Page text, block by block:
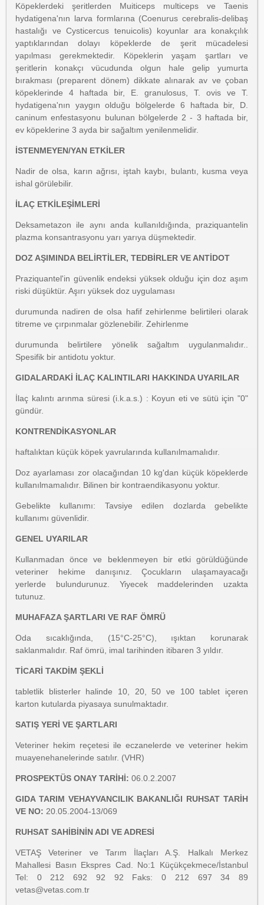
Köpeklerdeki şeritlerden Muiticeps multiceps ve Taenis
hydatigena'nın larva formlarına (Coenurus cerebralis-delibaş
hastalığı ve Cysticercus tenuicolis) koyunlar ara konakçılık
yaptıklarından dolayı köpeklerde de şerit mücadelesi
yapılması gerekmektedir. Köpeklerin yaşam şartları ve
şeritlerin konakçı vücudunda olgun hale gelip yumurta
bırakması (preparent dönem) dikkate alınarak av ve çoban
köpeklerinde 4 haftada bir, E. granulosus, T. ovis ve T.
hydatigena'nın yaygın olduğu bölgelerde 6 haftada bir, D.
caninum enfestasyonu bulunan bölgelerde 2 - 3 haftada bir,
ev köpeklerine 3 ayda bir sağaltım yenilenmelidir.
İSTENMEYEN/YAN ETKİLER
Nadir de olsa, karın ağrısı, iştah kaybı, bulantı, kusma veya
ishal görülebilir.
İLAÇ ETKİLEŞİMLERİ
Deksametazon ile aynı anda kullanıldığında, praziquantelin
plazma konsantrasyonu yarı yarıya düşmektedir.
DOZ AŞIMINDA BELİRTİLER, TEDBİRLER VE ANTİDOT
Praziquantel'in güvenlik endeksi yüksek olduğu için doz aşım
riski düşüktür. Aşırı yüksek doz uygulaması
durumunda nadiren de olsa hafif zehirlenme belirtileri olarak
titreme ve çırpınmalar gözlenebilir. Zehirlenme
durumunda belirtilere yönelik sağaltım uygulanmalıdır..
Spesifik bir antidotu yoktur.
GIDALARDAKİ İLAÇ KALINTILARI HAKKINDA UYARILAR
İlaç kalıntı arınma süresi (i.k.a.s.) : Koyun eti ve sütü için "0"
gündür.
KONTRENDİKASYONLAR
haftalıktan küçük köpek yavrularında kullanılmamalıdır.
Doz ayarlaması zor olacağından 10 kg'dan küçük köpeklerde
kullanılmamalıdır. Bilinen bir kontraendikasyonu yoktur.
Gebelikte kullanımı: Tavsiye edilen dozlarda gebelikte
kullanımı güvenlidir.
GENEL UYARILAR
Kullanmadan önce ve beklenmeyen bir etki görüldüğünde
veteriner hekime danışınız. Çocukların ulaşamayacağı
yerlerde bulundurunuz. Yiyecek maddelerinden uzakta
tutunuz.
MUHAFAZA ŞARTLARI VE RAF ÖMRÜ
Oda sıcaklığında, (15°C-25°C), ışıktan korunarak
saklanmalıdır. Raf ömrü, imal tarihinden itibaren 3 yıldır.
TİCARİ TAKDİM ŞEKLİ
tabletlik blisterler halinde 10, 20, 50 ve 100 tablet içeren
karton kutularda piyasaya sunulmaktadır.
SATIŞ YERİ VE ŞARTLARI
Veteriner hekim reçetesi ile eczanelerde ve veteriner hekim
muayenehanelerinde satılır. (VHR)
PROSPEKTÜS ONAY TARİHİ: 06.0.2.2007
GIDA TARIM VEHAYVANCILIK BAKANLIĞI RUHSAT TARİH
VE NO: 20.05.2004-13/069
RUHSAT SAHİBİNİN ADI VE ADRESİ
VETAŞ Veteriner ve Tarım İlaçları A.Ş. Halkalı Merkez
Mahallesi Basın Ekspres Cad. No:1 Küçükçekmece/İstanbul
Tel: 0 212 692 92 92 Faks: 0 212 697 34 89
vetas@vetas.com.tr